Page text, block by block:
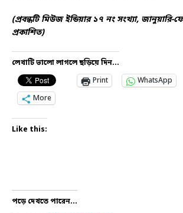
(প্রবন্ধটি মিউজ ইন্ডিয়ার ১৭ নং সংখ্যা, জানুয়ারি-
প্রকাশিত)
লেখাটি ভালো লাগলে ছড়িয়ে দিন...
Print
WhatsApp
More
Like this:
পড়ে দেখতে পারেন...